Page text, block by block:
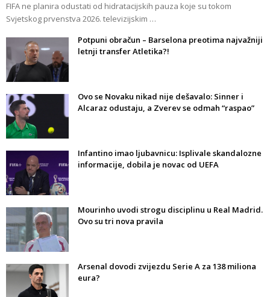
FIFA ne planira odustati od hidratacijskih pauza koje su tokom
Svjetskog prvenstva 2026. televizijskim …
Potpuni obračun – Barselona preotima najvažniji
letnji transfer Atletika?!
Ovo se Novaku nikad nije dešavalo: Sinner i
Alcaraz odustaju, a Zverev se odmah “raspao”
Infantino imao ljubavnicu: Isplivale skandalozne
informacije, dobila je novac od UEFA
Mourinho uvodi strogu disciplinu u Real Madrid.
Ovo su tri nova pravila
Arsenal dovodi zvijezdu Serie A za 138 miliona
eura?